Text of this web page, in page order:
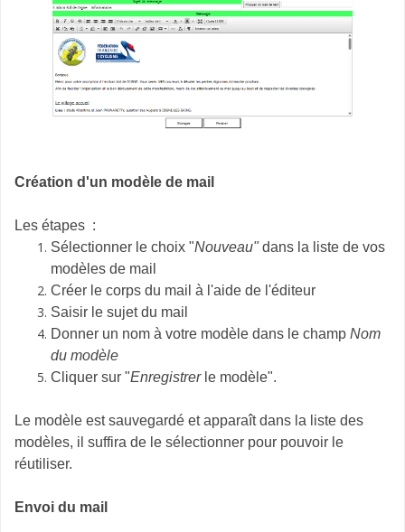
Création d'un modèle de mail
Les étapes :
Sélectionner le choix "Nouveau"dans la liste de vos
modèles de mail
Créer le corps du mail à l'aide de l'éditeur
Saisir le sujet du mail
Donner un nom à votre modèle dans le champ Nom
du modèle
Cliquer sur "Enregistrer le modèle".
Le modèle est sauvegardé et apparaît dans la liste des
modèles, il suffira de le sélectionner pour pouvoir le
réutiliser.
Envoi du mail